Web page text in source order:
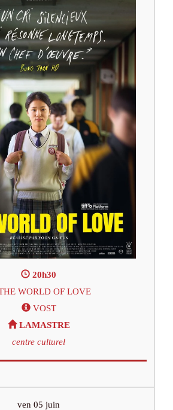
20h30
WORLD OF LOVE
VOST
LAMASTRE
centre culturel
ven 05 juin